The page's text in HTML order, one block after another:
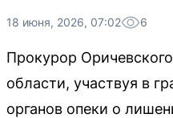
18 июня, 2026, 07:02 6
Прокурор
области, участвуя в
органов опеки о